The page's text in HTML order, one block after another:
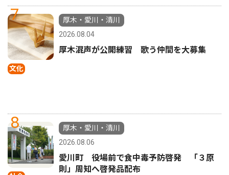
7
文化
厚木・愛川・清川
2026.08.04
厚木混声が公開練習 歌う仲間を大募集
8
厚木・愛川・清川
2026.08.06
愛川町 役場前で食中毒予防啓発 「３原
則」周知へ啓発品配布